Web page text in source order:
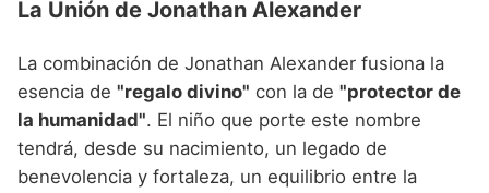
La Unión de Jonathan Alexander
La combinación de Jonathan Alexander fusiona la
esencia de "regalo divino" con la de "protector de
la humanidad". El niño que porte este nombre
tendrá, desde su nacimiento, un legado de
benevolencia y fortaleza, un equilibrio entre la